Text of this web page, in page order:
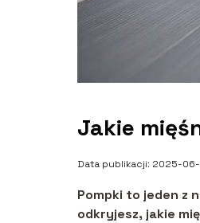
Jakie
Data publikacji: 2025-
Pompki to jeden z
odkryjesz, jakie